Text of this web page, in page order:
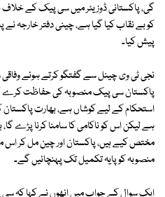
گی، پاکستانی ڈوزیئر میں سی پیک کے
کو بے نقاب کیا گیا ہے، چینی دفتر خارجہ
پیش کیا۔
نجی ٹی وی چینل سے گفتگو کرتے ہوئے وفاقی
پاکستان سی پیک منصوبہ کی حفاظت کرے
استحکام کے لیے کوشاں ہے، بھارت
مختص کیے ہیں، پاکستان اور چین مل کر
منصوبہ کو پایہ تکمیل تک پہنچائیں گے۔
ایک سوال کے جواب میں انھوں نے کہا کہ